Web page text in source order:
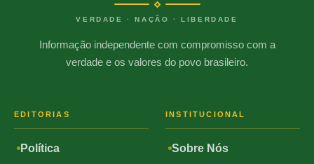
VERDADE · NAÇÃO · LIBERDADE
Informação independente com compromisso com a
verdade e os valores do povo brasileiro.
EDITORIAS
Política
INSTITUCIONAL
Sobre Nós